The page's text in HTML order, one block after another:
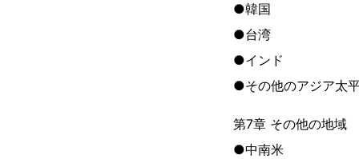
●韓国
●台湾
●インド
●その他のアジア太
第7章 その他の地域
●中南米